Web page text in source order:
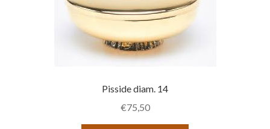
Pisside diam. 14
€75,50